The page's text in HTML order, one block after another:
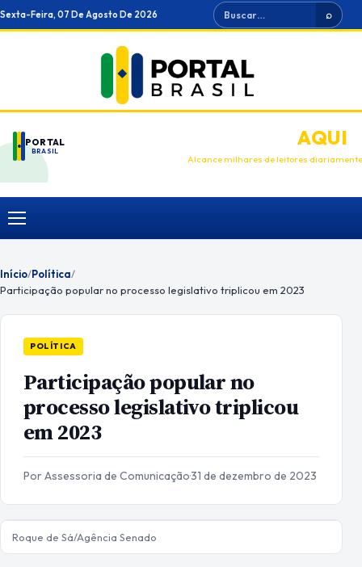
Ir
para
Sexta-Feira, 07 De Agosto De 2026 Buscar ⌕
PORTAL
BRASIL
ANUNCIEAQUI
Alcance milhares de leitores diariamente
Menu
Início/Política/
Participação popular no processo legislativo triplicou em 2023
POLÍTICA
Participação popular no
processo legislativo triplicou
em 2023
Por Assessoria de Comunicação·31 de dezembro de 2023
Roque de Sá/Agência Senado